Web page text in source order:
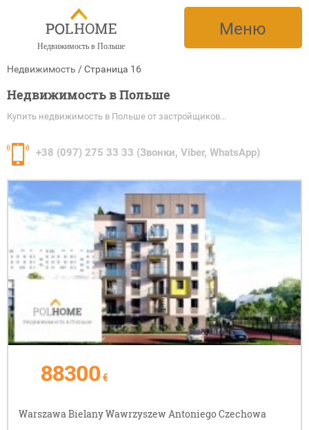
Недвижимость в Польше
Меню
Недвижимость /Cтраница 16
Недвижимость в Польше
Купить недвижимость в Польше от застройщиков...
+38 (097) 275 33 33 (Звонки, Viber, WhatsApp)
88300 €
Warszawa Bielany Wawrzyszew Antoniego Czechowa